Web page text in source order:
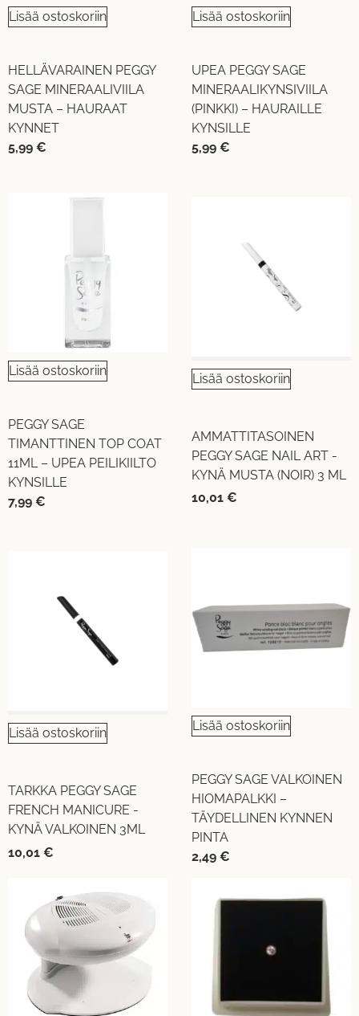
Lisää ostoskoriin
HELLÄVARAINEN PEGGY
SAGE MINERAALIVIILA
MUSTA – HAURAAT
KYNNET
5,99 €
Lisää ostoskoriin
UPEA PEGGY SAGE
MINERAALIKYNSIVIILA
(PINKKI) – HAURAILLE
KYNSILLE
5,99 €
Lisää ostoskoriin
PEGGY SAGE
TIMANTTINEN TOP COAT
11ML – UPEA PEILIKIILTO
KYNSILLE
7,99 €
Lisää ostoskoriin
AMMATTITASOINEN
PEGGY SAGE NAIL ART -
KYNÄ MUSTA (NOIR) 3 ML
10,01 €
Lisää ostoskoriin
TARKKA PEGGY SAGE
FRENCH MANICURE -
KYNÄ VALKOINEN 3ML
10,01 €
Lisää ostoskoriin
PEGGY SAGE VALKOINEN
HIOMAPALKKI –
TÄYDELLINEN KYNNEN
PINTA
2,49 €